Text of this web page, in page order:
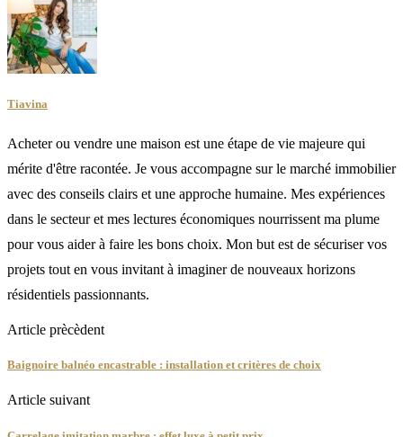
Tiavina
Acheter ou vendre une maison est une étape de vie majeure qui
mérite d'être racontée. Je vous accompagne sur le marché immobilier
avec des conseils clairs et une approche humaine. Mes expériences
dans le secteur et mes lectures économiques nourrissent ma plume
pour vous aider à faire les bons choix. Mon but est de sécuriser vos
projets tout en vous invitant à imaginer de nouveaux horizons
résidentiels passionnants.
Article prècèdent
Baignoire balnéo encastrable : installation et critères de choix
Article suivant